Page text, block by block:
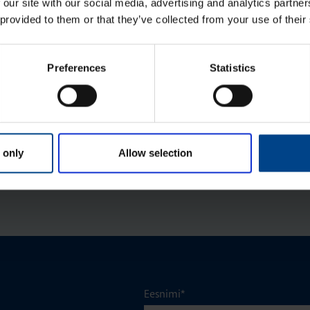
site with our social media, advertising and analytics
to them or that they’ve collected from your use of
Preferences Statistics
only Allow selection
500x300x160 mm, metall, IP65
Jao­tus­kilp Orion Plus,
500x300x160 mm, metall, IP65
Tootekood: FL109A
Eesnimi*